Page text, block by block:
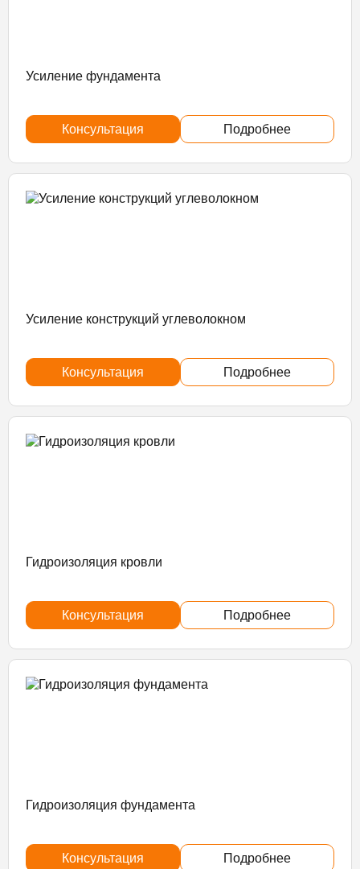
Усиление фундамента
Консультация Подробнее
Усиление конструкций углеволокном
Консультация Подробнее
Гидроизоляция кровли
Консультация Подробнее
Гидроизоляция фундамента
Консультация Подробнее